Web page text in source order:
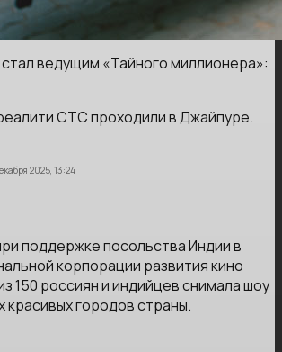
ведущим «Тайного миллионера»:
СТС проходили в Джайпуре.
2025, 13:24
поддержке посольства Индии в
корпорации развития кино
150 россиян и индийцев снимала шоу
красивых городов страны.